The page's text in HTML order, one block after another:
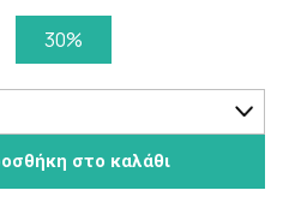
30%
στο καλάθι